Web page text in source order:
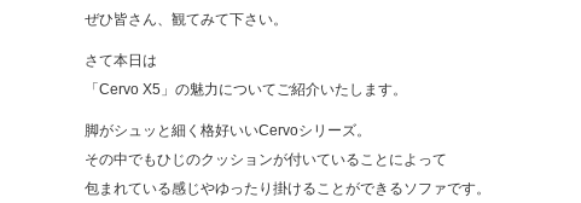
ぜひ皆さん、観てみて下さい。
さて本日は
「Cervo X5」の魅力についてご紹介いたします。
脚がシュッと細く格好いいCervoシリーズ。
その中でもひじのクッションが付いていることによって
包まれている感じやゆったり掛けることができるソファです。